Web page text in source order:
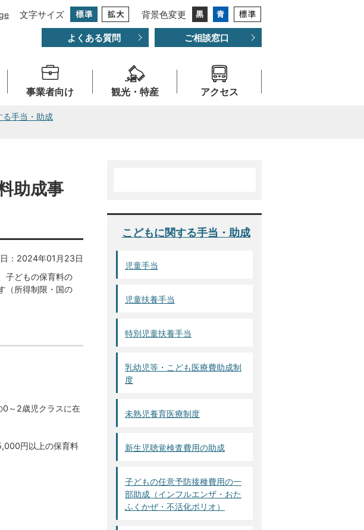
文字サイズ 背景色変更
よくある質問 ご相談窓口
事業者向け 観光・特産 アクセス
る手当・助成
助成事
：2024年01月23日
子どもの保育料の
（所得制限・国の
0～2歳児クラスに在
円以上の保育料
こどもに関する手当・助成
児童手当
児童扶養手当
特別児童扶養手当
乳幼児等・こども医療費助成制
度
未熟児養育医療制度
新生児聴覚検査費用の助成
子どもの任意予防接種費用の一
部助成（インフルエンザ・おた
ふくかぜ・不活化ポリオ）